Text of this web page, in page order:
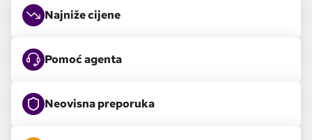
Najniže cijene
Pomoć agenta
Neovisna preporuka